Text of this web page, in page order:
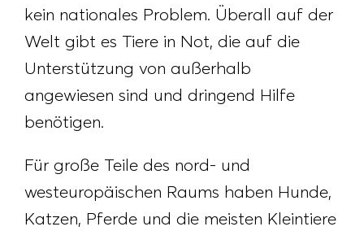
kein nationales Problem. Überall auf der
Welt gibt es Tiere in Not, die auf die
Unterstützung von außerhalb
angewiesen sind und dringend Hilfe
benötigen.
Für große Teile des nord- und
westeuropäischen Raums haben Hunde,
Katzen, Pferde und die meisten Kleintiere